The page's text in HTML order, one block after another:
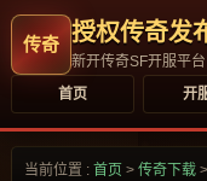
授权传奇发
新开传奇SF开服平台
首页
开
当前位置 : 首页 > 传奇下载 >